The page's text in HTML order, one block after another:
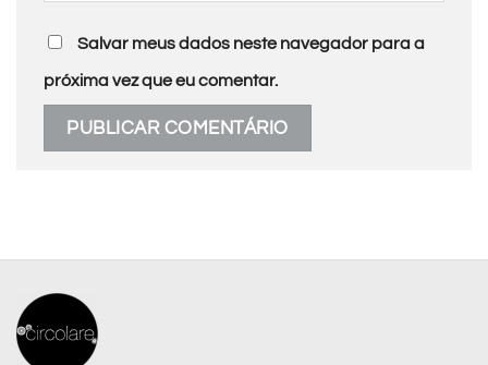
Salvar meus dados neste navegador para a
próxima vez que eu comentar.